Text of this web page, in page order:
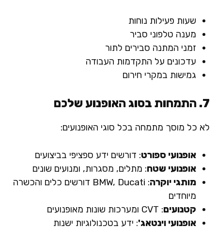
שעות פעילות נוחות
מענה טלפוני סביר
זמני המתנה סבירים לתור
עדכונים על התקדמות העבודה
גמישות במקרי חירום
7. התמחות בסוג האופנוע שלכם
לא כל מוסך מתמחה בכל סוגי האופנועים:
אופנועי ספורט: דורשים ידע ספציפי בביצועים
אופנועי שטח: מתלים, מסגרות, ומנועים שונים
מותגי יוקרה
: BMW, Ducati דורשים כלים והכשרה
מיוחדים
קטנועים: CVT ומערכות שונות מאופנועים
אופנועי וינטאג': ידע בטכנולוגיות ישנות